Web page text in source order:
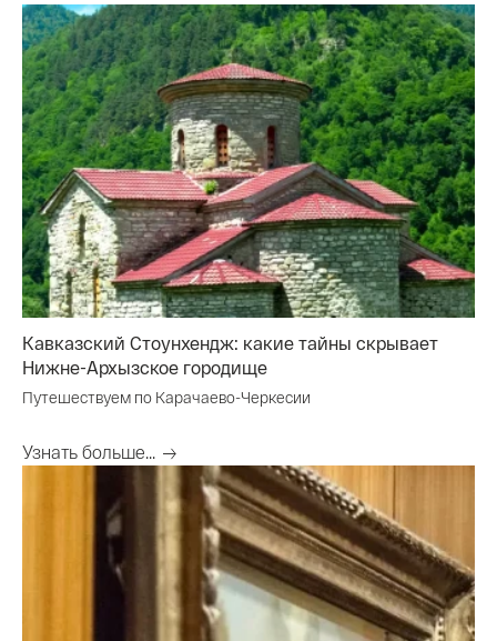
Кавказский Стоунхендж: какие тайны скрывает
Нижне-Архызское городище
Путешествуем по Карачаево-Черкесии
Узнать больше...